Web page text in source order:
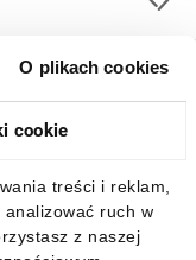
O plikach cookies
cookie
treści i reklam,
analizować ruch w
z naszej